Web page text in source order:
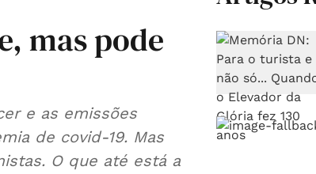
mas pode
e as emissões
de covid-19. Mas
O que até está a